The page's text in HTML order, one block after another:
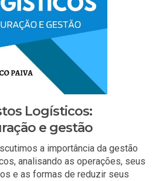
Logísticos:
e gestão
a importância da gestão
analisando as operações, seus
e as formas de reduzir seus